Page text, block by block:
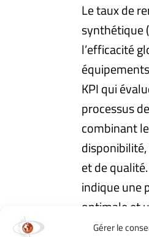
Gérer le
Le taux de
synthétique
l’efficacité
KPI qui
processus
combinant
et de
indique une
optimale et
efficace des